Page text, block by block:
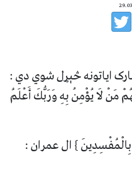
ایاتونه څېړل شوي دي :
مَنْ لَا يُؤْمِنُ بِهِ وَرَبُّكَ أَعْلَمُ
بِالْمُفْسِدِينَ } ال عمران :